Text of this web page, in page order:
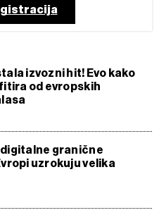
izvozni hit! Evo kako
od evropskih
granične
uzrokuju velika